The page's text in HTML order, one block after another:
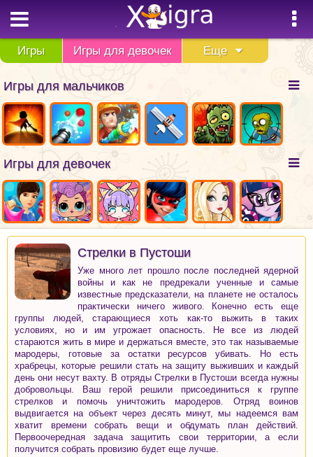
Игры Игры для девочек Еще
Игры для мальчиков
Игры для девочек
Стрелки в Пустоши
Уже много лет прошло после последней ядерной
войны и как не предрекали ученные и самые
известные предсказатели, на планете не осталось
практически ничего живого. Конечно есть еще
группы людей, старающиеся хоть как-то выжить в таких
условиях, но и им угрожает опасность. Не все из людей
стараются жить в мире и держаться вместе, это так называемые
мародеры, готовые за остатки ресурсов убивать. Но есть
храбрецы, которые решили стать на защиту выживших и каждый
день они несут вахту. В отряды Стрелки в Пустоши всегда нужны
добровольцы. Ваш герой решили присоединиться к группе
стрелков и помочь уничтожить мародеров. Отряд воинов
выдвигается на объект через десять минут, мы надеемся вам
хватит времени собрать вещи и обдумать план действий.
Первоочередная задача защитить свои территории, а если
получится собрать провизию будет еще лучше.